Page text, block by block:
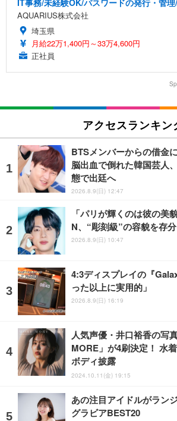
AQUARIUS株式会社
埼玉県
月給22万1,400円～33万4,600円
正社員
アクセスランキン
BTSメンバーからの借金
脳出血で倒れた韓国芸人
態で出廷へ
2026.8.9(日) 12:47
「パリが輝くのは彼の美
N、“彫刻級”の容貌を存
2026.8.9(日) 10:47
4:3ディスプレイの『
った以上に実用的」
2026.8.9(日) 16:19
人気声優・井口裕香の写
MORE」が4刷決定！ 水
ボディ披露
2024.10.11(金) 19:15
あの注目アイドルがラン
グラビアBEST20